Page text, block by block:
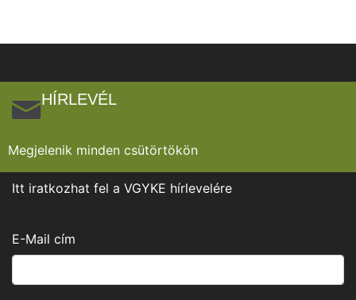
HÍRLEVÉL
Megjelenik minden csütörtökön
Itt iratkozhat fel a VGYKE hírlevelére
E-Mail cím